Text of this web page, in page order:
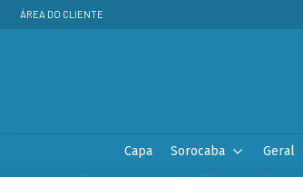
ÁREA DO CLIENTE
Capa Sorocaba Geral